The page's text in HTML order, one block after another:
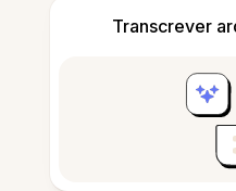
Transcrever